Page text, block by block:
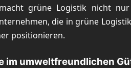
grüne Logistik nicht
die in grüne
positionieren.
im umweltfreundlichen